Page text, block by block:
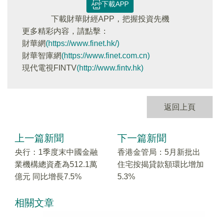
下載APP
下載財華財經APP，把握投資先機
更多精彩内容，請點擊：
財華網(https://www.finet.hk/)
財華智庫網(https://www.finet.com.cn)
現代電視FINTV(http://www.fintv.hk)
返回上頁
上一篇新聞
央行：1季度末中國金融
業機構總資產為512.1萬
億元 同比增長7.5%
下一篇新聞
香港金管局：5月新批出
住宅按揭貸款額環比增加
5.3%
相關文章